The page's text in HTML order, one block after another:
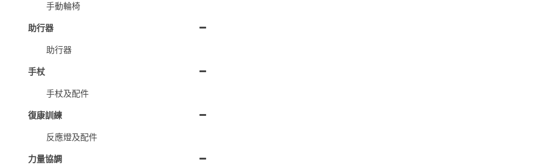
手動輪椅
助行器
助行器
手杖
手杖及配件
復康訓練
反應燈及配件
力量協調